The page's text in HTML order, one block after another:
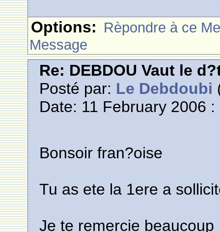
Options: Rèpondre à ce
Message
Re: DEBDOU Vaut le
Posté par: Le Debdoubi
Date: 11 February 2006 :
Bonsoir fran?oise
Tu as ete la 1ere a
Je te remercie beaucoup